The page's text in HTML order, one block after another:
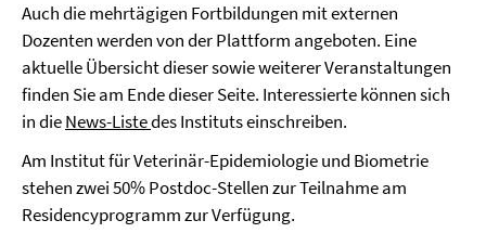
Auch die mehrtägigen Fortbildungen mit externen
Dozenten werden von der Plattform angeboten. Eine
aktuelle Übersicht dieser sowie weiterer Veranstaltungen
finden Sie am Ende dieser Seite. Interessierte können sich
in dieNews-Listedes Instituts einschreiben.
Am Institut für Veterinär-Epidemiologie und Biometrie
stehen zwei 50% Postdoc-Stellen zur Teilnahme am
Residencyprogramm zur Verfügung.